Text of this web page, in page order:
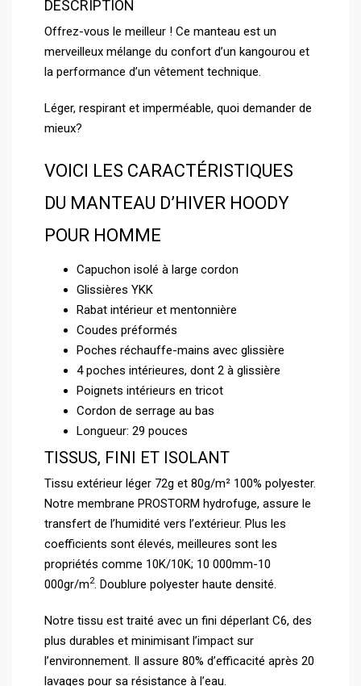
DESCRIPTION
Offrez-vous le meilleur ! Ce manteau est un
merveilleux mélange du confort d’un kangourou et
la performance d’un vêtement technique.
Léger, respirant et imperméable, quoi demander de
mieux?
VOICI LES CARACTÉRISTIQUES
DU MANTEAU D’HIVER HOODY
POUR HOMME
Capuchon isolé à large cordon
Glissières YKK
Rabat intérieur et mentonnière
Coudes préformés
Poches réchauffe-mains avec glissière
4 poches intérieures, dont 2 à glissière
Poignets intérieurs en tricot
Cordon de serrage au bas
Longueur: 29 pouces
TISSUS, FINI ET ISOLANT
Tissu extérieur léger 72g et 80g/m² 100% polyester.
Notre membrane PROSTORM hydrofuge, assure le
transfert de l’humidité vers l’extérieur. Plus les
coefficients sont élevés, meilleures sont les
propriétés comme 10K/10K; 10 000mm-10
000gr/m2. Doublure polyester haute densité.
Notre tissu est traité avec un fini déperlant C6, des
plus durables et minimisant l’impact sur
l’environnement. Il assure 80% d’efficacité après 20
lavages pour sa résistance à l’eau.